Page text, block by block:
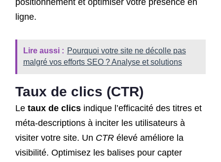
ligne.
Lire aussi : Pourquoi votre site ne décolle pas
malgré vos efforts SEO ? Analyse et solutions
Taux de clics (CTR)
Le taux de clicsindique l’efficacité des titres et
méta-descriptions à inciter les utilisateurs à
visiter votre site. Un CTRélevé améliore la
visibilité. Optimisez les balises pour capter